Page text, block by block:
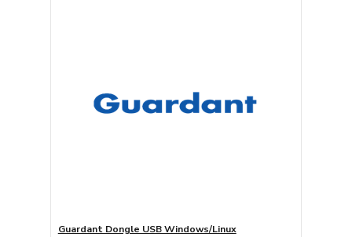
Guardant Dongle USB Windows/Linux